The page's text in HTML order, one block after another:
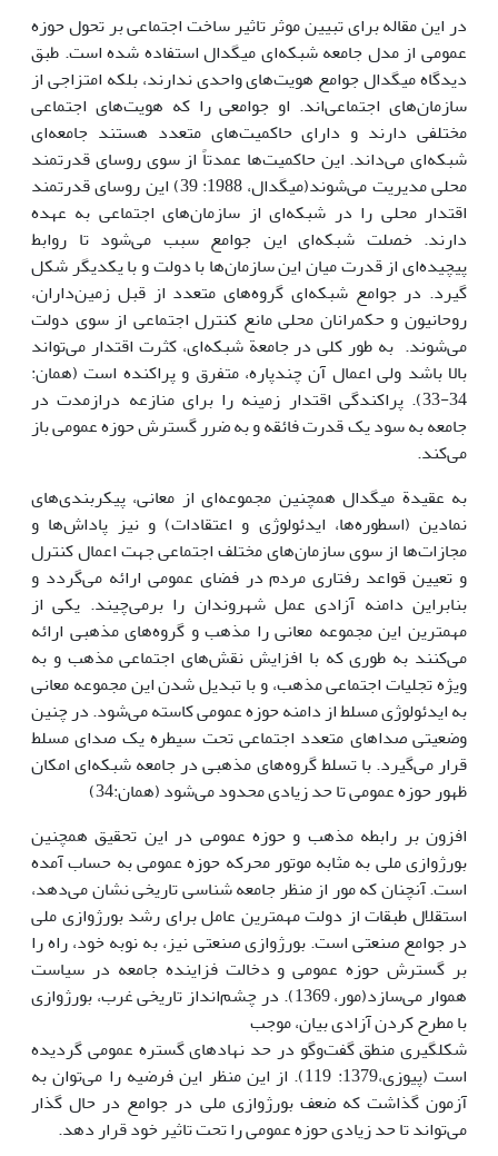
در این مقاله برای تبیین موثر تاثیر ساخت اجتماعی بر تحول حوزه
عمومی از مدل جامعه شبکه‌ای میگدال استفاده شده است. طبق
دیدگاه میگدال جوامع هویت‌های واحدی ندارند، بلکه امتزاجی از
سازمان‌های اجتماعی‌اند. او جوامعی را که هویت‌های اجتماعی
مختلفی دارند و دارای حاکمیت‌های متعدد هستند جامعه‌ای
شبکه‌ای می‌داند. این حاکمیت‌ها عمدتاً از سوی روسای قدرتمند
محلی مدیریت می‌شوند(میگدال، 1988: 39) این روسای قدرتمند
اقتدار محلی را در شبکه‌ای از سازمان‌های اجتماعی به عهده
دارند. خصلت شبکه‌ای این جوامع سبب می‌شود تا روابط
پیچیده‌ای از قدرت میان این سازمان‌ها با دولت و با یکدیگر شکل
گیرد. در جوامع شبکه‌ای گروه‌های متعدد از قبل زمین‌داران،
روحانیون و حکمرانان محلی مانع کنترل اجتماعی از سوی دولت
می‌شوند. به طور کلی در جامعة شبکه‌ای، کثرت اقتدار می‌تواند
بالا باشد ولی اعمال آن چندپاره، متفرق و پراکنده است (همان:
34-33). پراکندگی اقتدار زمینه را برای منازعه درازمدت در
جامعه به سود یک قدرت فائقه و به ضرر گسترش حوزه عمومی باز
می‌کند.
به عقیدة میگدال همچنین مجموعه‌ای از معانی، پیکربندی‌های
نمادین (اسطوره‌ها، ایدئولوژی و اعتقادات) و نیز پاداش‌ها و
مجازات‌ها از سوی سازمان‌های مختلف اجتماعی جهت اعمال کنترل
و تعیین قواعد رفتاری مردم در فضای عمومی ارائه می‌گردد و
بنابراین دامنه آزادی عمل شهروندان را برمی‌چیند. یکی از
مهمترین این مجموعه معانی را مذهب و گروه‌های مذهبی ارائه
می‌کنند به طوری که با افزایش نقش‌های اجتماعی مذهب و به
ویژه تجلیات اجتماعی مذهب، و با تبدیل شدن این مجموعه معانی
به ایدئولوژی مسلط از دامنه حوزه عمومی کاسته می‌شود. در چنین
وضعیتی صدا‌های متعدد اجتماعی تحت سیطره یک صدای مسلط
قرار می‌گیرد. با تسلط گروه‌های مذهبی در جامعه شبکه‌ای امکان
ظهور حوزه عمومی تا حد زیادی محدود می‌شود (همان:34)
افزون بر رابطه مذهب و حوزه عمومی در این تحقیق همچنین
بورژوازی ملی به مثابه موتور محرکه حوزه عمومی به حساب آمده
است. آنچنان که مور از منظر جامعه شناسی تاریخی نشان می‌دهد،
استقلال طبقات از دولت مهمترین عامل برای رشد بورژوازی ملی
در جوامع صنعتی است. بورژوازی صنعتی نیز، به نوبه خود، راه را
بر گسترش حوزه عمومی و دخالت فزاینده جامعه در سیاست
هموار می‌سازد(مور، 1369). در چشم‌انداز تاریخی غرب، بورژوازی
با مطرح کردن آزادی بیان، موجب
شکل­گیری منطق گفت‌وگو در حد نهادهای گستره عمومی گردیده
است (پیوزی،1379: 119). از این منظر این فرضیه را می‌توان به
آزمون گذاشت که ضعف بورژوازی ملی در جوامع در حال گذار
می‌تواند تا حد زیادی حوزه عمومی را تحت تاثیر خود قرار دهد.